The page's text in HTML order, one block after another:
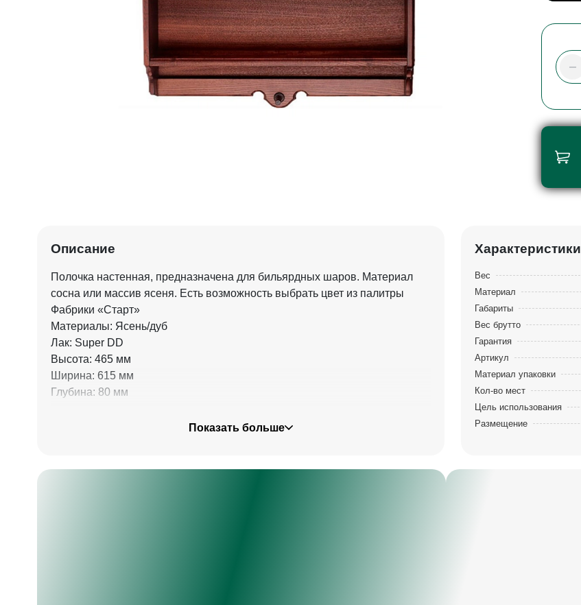
Описание
Полочка настенная, предназначена для бильярдных шаров. Материал
сосна или массив ясеня. Есть возможность выбрать цвет из палитры
Фабрики «Старт»
Материалы: Ясень/дуб
Лак: Super DD
Высота: 465 мм
Ширина: 615 мм
Глубина: 80 мм
Товар новый, но срок выпуска более 5 лет. Хранение складское.
Показать больше
Характеристики
Вес
Материал
Габариты
Вес брутто
Гарантия
Артикул
Материал упаковки
Кол-во мест
Цель использования
Размещение